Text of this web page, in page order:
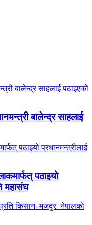
बालेन्द्र साहलाई
पठाइयो
महासंघ